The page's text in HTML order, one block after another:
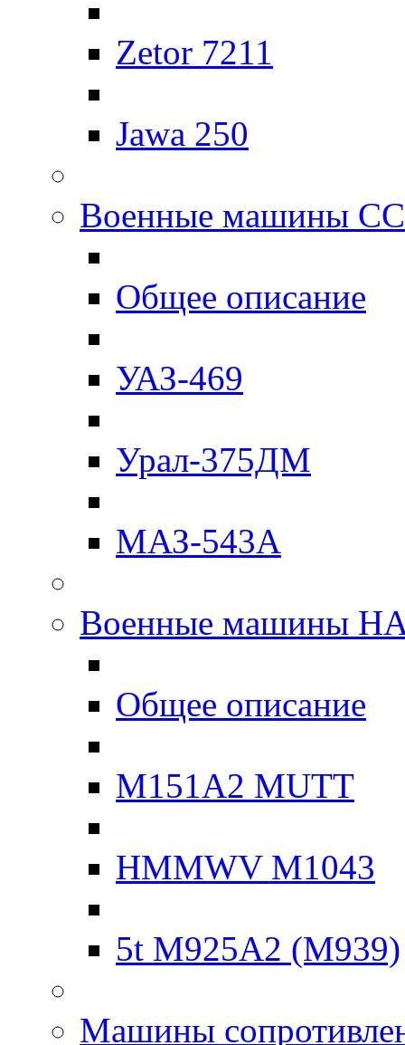
Zetor 7211
Jawa 250
Военные машины
Общее описание
УАЗ-469
Урал-375ДМ
МАЗ-543А
Военные машины
Общее описание
M151A2 MUTT
HMMWV M1043
5t M925A2 (M939)
Машины